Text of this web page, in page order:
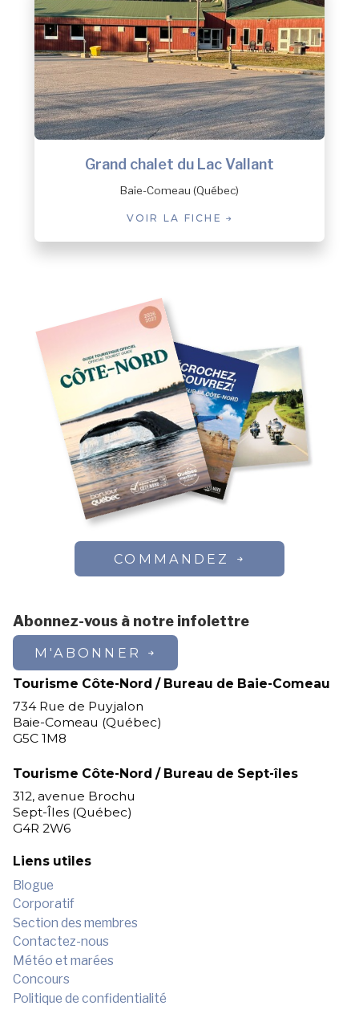
Grand chalet du Lac Vallant
Baie-Comeau (Québec)
VOIR LA FICHE
COMMANDEZ
Abonnez-vous à notre infolettre
M'ABONNER
Tourisme Côte-Nord / Bureau de Baie-Comeau
734 Rue de Puyjalon
Baie-Comeau (Québec)
G5C 1M8
Tourisme Côte-Nord / Bureau de Sept-îles
312, avenue Brochu
Sept-Îles (Québec)
G4R 2W6
Liens utiles
Blogue
Corporatif
Section des membres
Contactez-nous
Météo et marées
Concours
Politique de confidentialité